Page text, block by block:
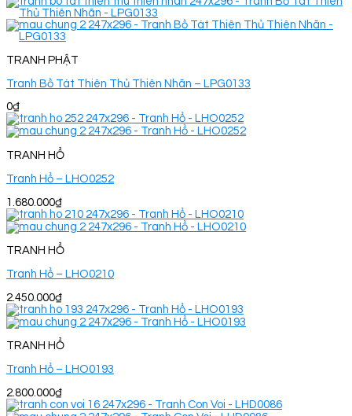
TRANH PHẬT
Tranh Bồ Tát Thiên Thủ Thiên Nhãn – LPG0133
0₫
TRANH HỔ
Tranh Hổ – LHO0252
1.680.000₫
TRANH HỔ
Tranh Hổ – LHO0210
2.450.000₫
TRANH HỔ
Tranh Hổ – LHO0193
2.800.000₫